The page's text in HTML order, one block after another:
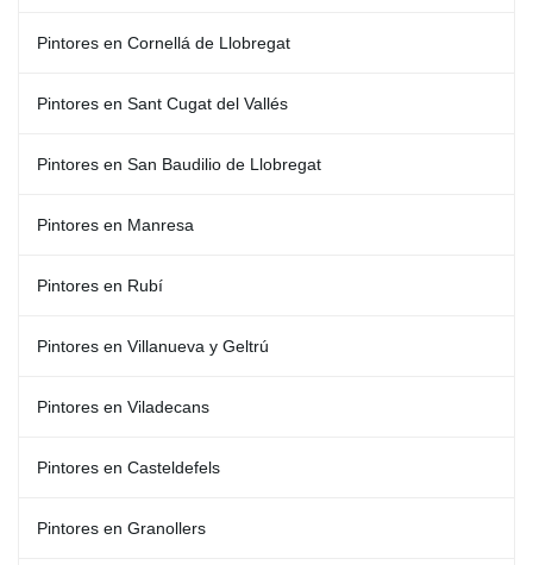
Pintores en Cornellá de Llobregat
Pintores en Sant Cugat del Vallés
Pintores en San Baudilio de Llobregat
Pintores en Manresa
Pintores en Rubí
Pintores en Villanueva y Geltrú
Pintores en Viladecans
Pintores en Casteldefels
Pintores en Granollers